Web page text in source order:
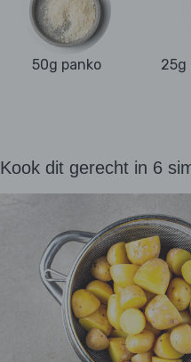
50g panko 25g
Kook dit gerecht in 6